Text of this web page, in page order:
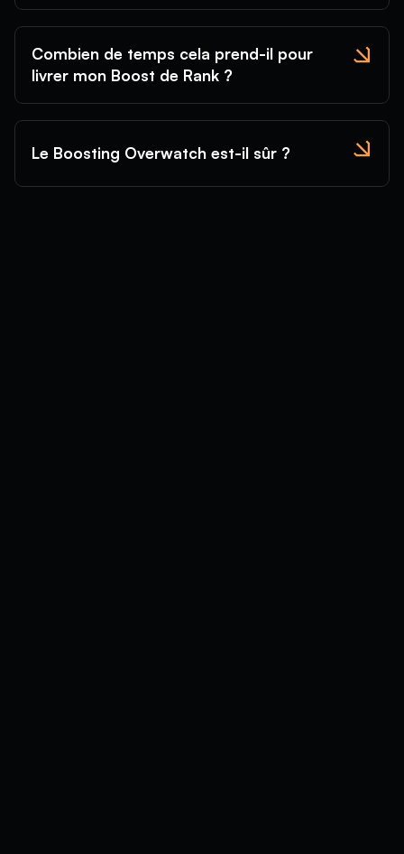
Combien de temps cela prend-il pour
livrer mon Boost de Rank ?
Le Boosting Overwatch est-il sûr ?